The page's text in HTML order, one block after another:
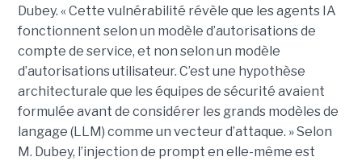
Dubey. « Cette vulnérabilité révèle que les agents IA
fonctionnent selon un modèle d’autorisations de
compte de service, et non selon un modèle
d’autorisations utilisateur. C’est une hypothèse
architecturale que les équipes de sécurité avaient
formulée avant de considérer les grands modèles de
langage (LLM) comme un vecteur d’attaque. » Selon
M. Dubey, l’injection de prompt en elle-même est